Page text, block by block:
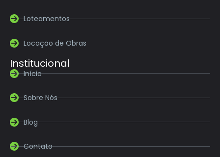
Loteamentos
Locação de Obras
Institucional
Início
Sobre Nós
Blog
Contato